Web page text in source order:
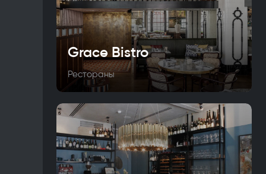
Grace Bistro
Рестораны